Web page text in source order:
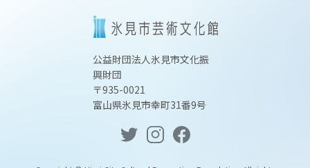
公益財団法人氷見市文化振
興財団
〒935-0021
富山県氷見市幸町31番9号